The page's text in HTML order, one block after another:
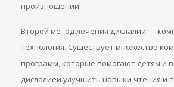
произношении.
Второй метод лечения дислалии —
технология. Существует множество
программ, которые помогают детям и
дислалией улучшить навыки чтения и